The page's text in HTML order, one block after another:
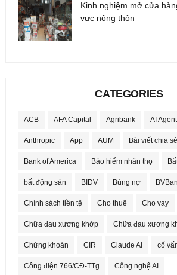
Kinh nghiệm mở cửa
vực nông thôn
CATEGORIES
ACB AFA Capital Agribank AI Agent
Anthropic App AUM Bài viết chia sẻ
Bank of America Bảo hiểm nhân thọ
bất động sản BIDV Bùng nợ
Chính sách tiền tệ Cho thuê Cho vay
Chữa đau xương khớp Chữa đau xương
Chứng khoán CIR Claude AI cố
Công điện 766/CĐ-TTg Công nghệ AI